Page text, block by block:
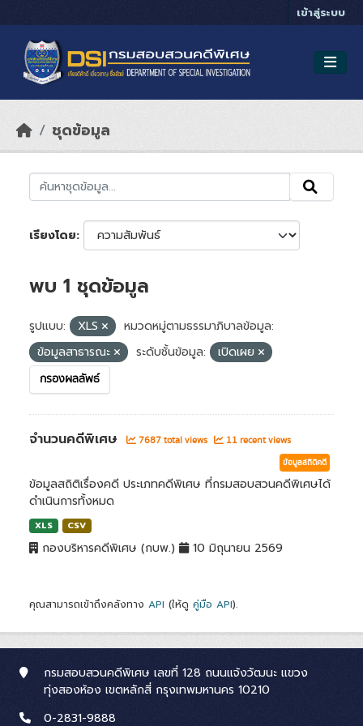
เข้าสู่ระบบ
ชุดข้อมูล
เรียงโดย
พบ 1 ชุดข้อมูล
รูปแบบ: XLS
หมวดหมู่ตามธรรมาภิบาลข้อมูล:
ข้อมูลสาธารณะ
ระดับชั้นข้อมูล: เปิดเผย
กรองผลลัพธ์
จำนวนคดีพิเศษ 7687 total views 11 recent views
ข้อมูลสถิติคดี
ข้อมูลสถิติเรื่องคดี ประเภทคดีพิเศษ ที่กรมสอบสวนคดีพิเศษได้
ดำเนินการทั้งหมด
XLS CSV
กองบริหารคดีพิเศษ (กบพ.) 10 มิถุนายน 2569
คุณสามารถเข้าถึงคลังทาง API (ให้ดู คู่มือ API).
กรมสอบสวนคดีพิเศษ เลขที่ 128 ถนนแจ้งวัฒนะ แขวง
ทุ่งสองห้อง เขตหลักสี่ กรุงเทพมหานคร 10210
0-2831-9888